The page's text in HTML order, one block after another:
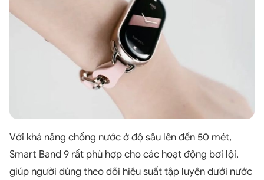
Với khả năng chống nước ở độ sâu lên đến 50 mét,
Smart Band 9 rất phù hợp cho các hoạt động bơi lội,
giúp người dùng theo dõi hiệu suất tập luyện dưới nước